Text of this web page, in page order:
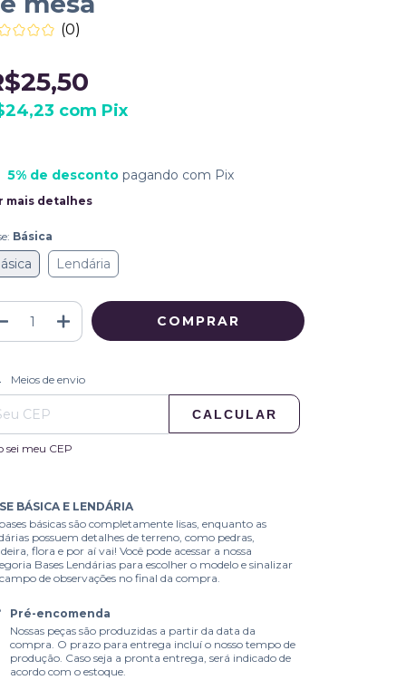
(0)
com Pix
5% de descontopagando com Pix
mais detalhes
Básica
Lendária
para o CEP:
Meios de envio
CALCULAR
sei meu CEP
BÁSICA E LENDÁRIA
básicas são completamente lisas, enquanto as
possuem detalhes de terreno, como pedras,
flora e por aí vai! Você pode acessar a nossa
Bases Lendárias para escolher o modelo e sinalizar
de observações no final da compra.
Pré-encomenda
Nossas peças são produzidas a partir da data da
compra. O prazo para entrega incluí o nosso tempo de
produção. Caso seja a pronta entrega, será indicado de
acordo com o estoque.